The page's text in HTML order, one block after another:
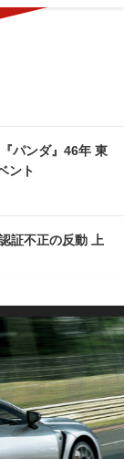
パンダ』46年 東
ント
証不正の反動 上